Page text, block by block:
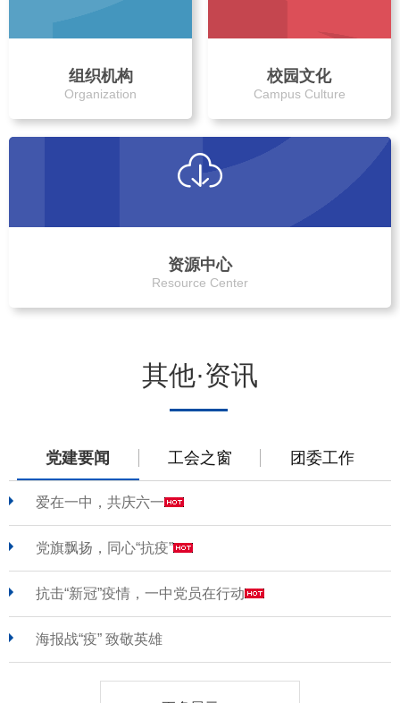
组织机构
Organization
校园文化
Campus Culture
资源中心
Resource Center
其他·资讯
党建要闻 工会之窗 团委工作
爱在一中，共庆六一
党旗飘扬，同心“抗疫”
抗击“新冠”疫情，一中党员在行动
海报战“疫” 致敬英雄